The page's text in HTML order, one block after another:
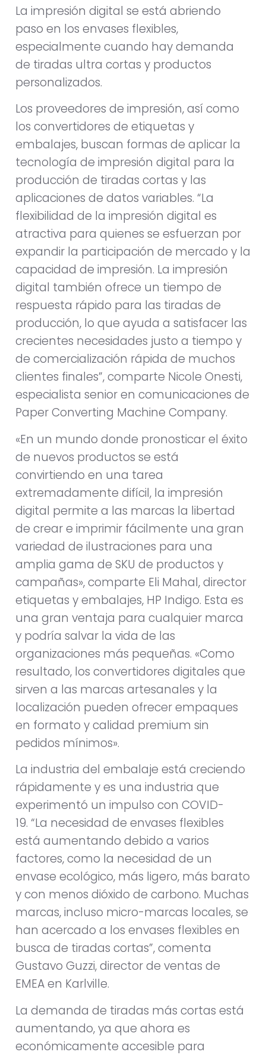
La impresión digital se está abriendo
paso en los envases flexibles,
especialmente cuando hay demanda
de tiradas ultra cortas y productos
personalizados.
Los proveedores de impresión, así como
los convertidores de etiquetas y
embalajes, buscan formas de aplicar la
tecnología de impresión digital para la
producción de tiradas cortas y las
aplicaciones de datos variables. “La
flexibilidad de la impresión digital es
atractiva para quienes se esfuerzan por
expandir la participación de mercado y la
capacidad de impresión. La impresión
digital también ofrece un tiempo de
respuesta rápido para las tiradas de
producción, lo que ayuda a satisfacer las
crecientes necesidades justo a tiempo y
de comercialización rápida de muchos
clientes finales”, comparte Nicole Onesti,
especialista senior en comunicaciones de
Paper Converting Machine Company.
«En un mundo donde pronosticar el éxito
de nuevos productos se está
convirtiendo en una tarea
extremadamente difícil, la impresión
digital permite a las marcas la libertad
de crear e imprimir fácilmente una gran
variedad de ilustraciones para una
amplia gama de SKU de productos y
campañas», comparte Eli Mahal, director
etiquetas y embalajes, HP Indigo. Esta es
una gran ventaja para cualquier marca
y podría salvar la vida de las
organizaciones más pequeñas. «Como
resultado, los convertidores digitales que
sirven a las marcas artesanales y la
localización pueden ofrecer empaques
en formato y calidad premium sin
pedidos mínimos».
La industria del embalaje está creciendo
rápidamente y es una industria que
experimentó un impulso con COVID-
19. “La necesidad de envases flexibles
está aumentando debido a varios
factores, como la necesidad de un
envase ecológico, más ligero, más barato
y con menos dióxido de carbono. Muchas
marcas, incluso micro-marcas locales, se
han acercado a los envases flexibles en
busca de tiradas cortas”, comenta
Gustavo Guzzi, director de ventas de
EMEA en Karlville.
La demanda de tiradas más cortas está
aumentando, ya que ahora es
económicamente accesible para